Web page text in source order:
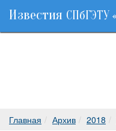
Известия СПбГЭТУ
Главная Архив 2018